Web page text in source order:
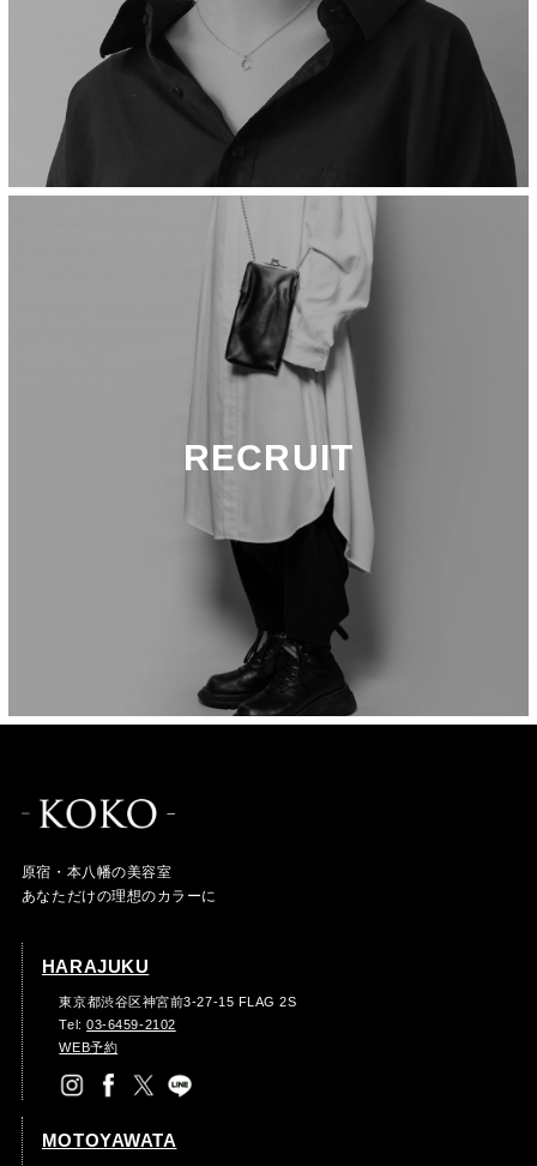
RECRUIT
原宿・本八幡の美容室
あなただけの理想のカラーに
HARAJUKU
東京都渋谷区神宮前3-27-15 FLAG 2S
Tel:03-6459-2102
WEB予約
MOTOYAWATA